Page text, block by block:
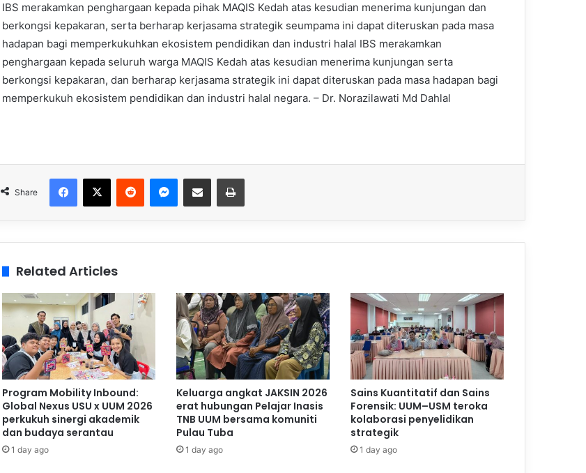
IBS merakamkan penghargaan kepada pihak MAQIS Kedah atas kesudian menerima kunjungan dan
berkongsi kepakaran, serta berharap kerjasama strategik seumpama ini dapat diteruskan pada masa
hadapan bagi memperkukuhkan ekosistem pendidikan dan industri halal IBS merakamkan
penghargaan kepada seluruh warga MAQIS Kedah atas kesudian menerima kunjungan serta
berkongsi kepakaran, dan berharap kerjasama strategik ini dapat diteruskan pada masa hadapan bagi
memperkukuh ekosistem pendidikan dan industri halal negara. – Dr. Norazilawati Md Dahlal
Share
Related Articles
Program Mobility Inbound:
Global Nexus USU x UUM 2026
perkukuh sinergi akademik
dan budaya serantau
1 day ago
Keluarga angkat JAKSIN 2026
erat hubungan Pelajar Inasis
TNB UUM bersama komuniti
Pulau Tuba
1 day ago
Sains Kuantitatif dan Sains
Forensik: UUM–USM teroka
kolaborasi penyelidikan
strategik
1 day ago